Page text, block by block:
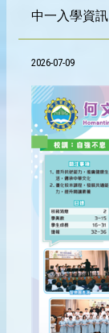
中一入學資
2026-07-09